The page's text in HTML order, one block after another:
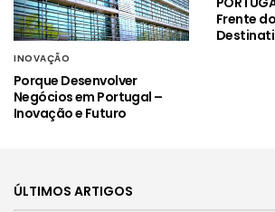
INOVAÇÃO
Porque Desenvolver
Negócios em Portugal –
Inovação e Futuro
Frente
ÚLTIMOS ARTIGOS